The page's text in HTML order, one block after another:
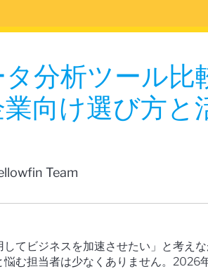
分析ツール
向け選び方と
Team
してビジネスを加速させたい」と考え
む担当者は少なくありません。2026年